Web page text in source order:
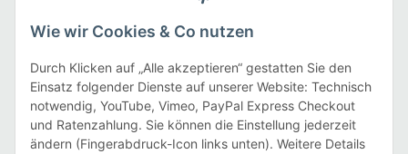
Informationen
Zahlarten
Wie wir Cookies & Co nutzen
Durch Klicken auf „Alle akzeptieren“ gestatten Sie den
Einsatz folgender Dienste auf unserer Website: Technisch
notwendig, YouTube, Vimeo, PayPal Express Checkout
und Ratenzahlung. Sie können die Einstellung jederzeit
ändern (Fingerabdruck-Icon links unten). Weitere Details